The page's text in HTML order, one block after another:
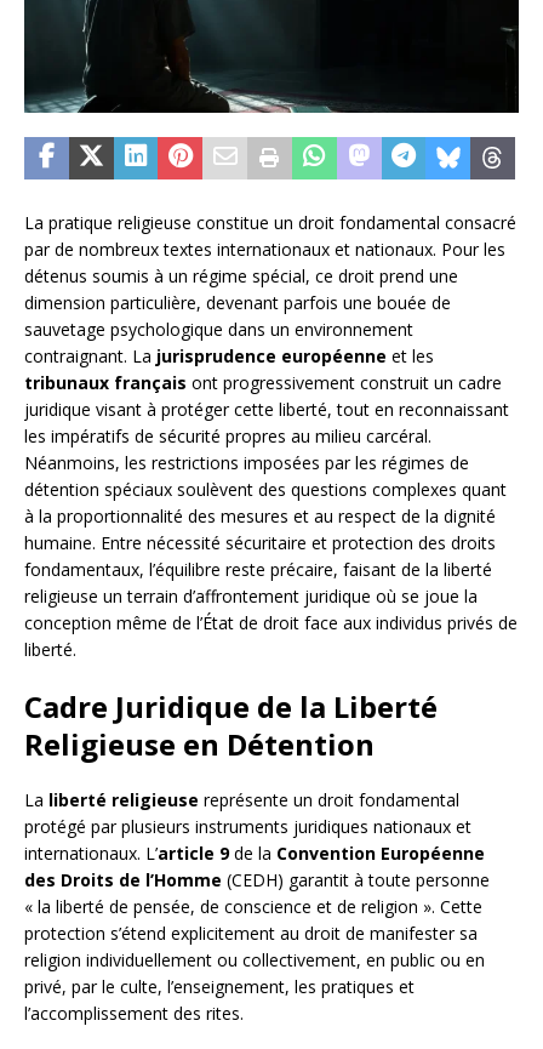
La pratique religieuse constitue un droit fondamental consacré
par de nombreux textes internationaux et nationaux. Pour les
détenus soumis à un régime spécial, ce droit prend une
dimension particulière, devenant parfois une bouée de
sauvetage psychologique dans un environnement
contraignant. La jurisprudence européenne et les
tribunaux français ont progressivement construit un cadre
juridique visant à protéger cette liberté, tout en reconnaissant
les impératifs de sécurité propres au milieu carcéral.
Néanmoins, les restrictions imposées par les régimes de
détention spéciaux soulèvent des questions complexes quant
à la proportionnalité des mesures et au respect de la dignité
humaine. Entre nécessité sécuritaire et protection des droits
fondamentaux, l’équilibre reste précaire, faisant de la liberté
religieuse un terrain d’affrontement juridique où se joue la
conception même de l’État de droit face aux individus privés de
liberté.
Cadre Juridique de la Liberté
Religieuse en Détention
La liberté religieuse représente un droit fondamental
protégé par plusieurs instruments juridiques nationaux et
internationaux. L’article 9de la Convention Européenne
des Droits de l’Homme (CEDH) garantit à toute personne
« la liberté de pensée, de conscience et de religion ». Cette
protection s’étend explicitement au droit de manifester sa
religion individuellement ou collectivement, en public ou en
privé, par le culte, l’enseignement, les pratiques et
l’accomplissement des rites.